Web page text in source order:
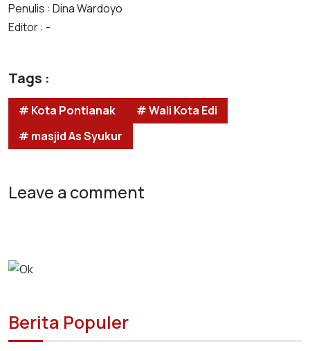
Penulis : Dina Wardoyo
Editor : -
Tags :
# Kota Pontianak
# Wali Kota Edi
# masjid As Syukur
Leave a comment
Berita Populer